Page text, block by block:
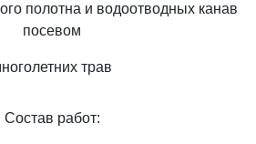
полотна и водоотводных канав
посевом
трав
Состав работ: